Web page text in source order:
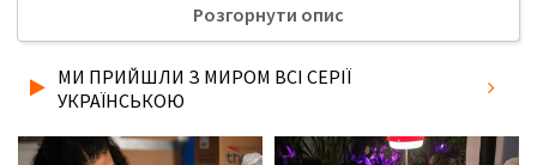
знаходить там криву фразу: «ми прийшли з миром». Не
серіалу Ми прийшли з миром українською мовою, у
хорошій hd якості та з українськими субтитрами!
Розгорнути опис
МИ ПРИЙШЛИ З МИРОМ ВСІ СЕРІЇ
УКРАЇНСЬКОЮ